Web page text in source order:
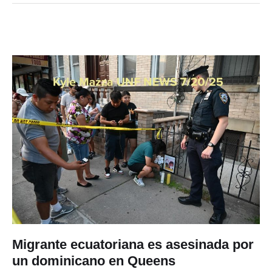
Migrante ecuatoriana es asesinada por
un dominicano en Queens